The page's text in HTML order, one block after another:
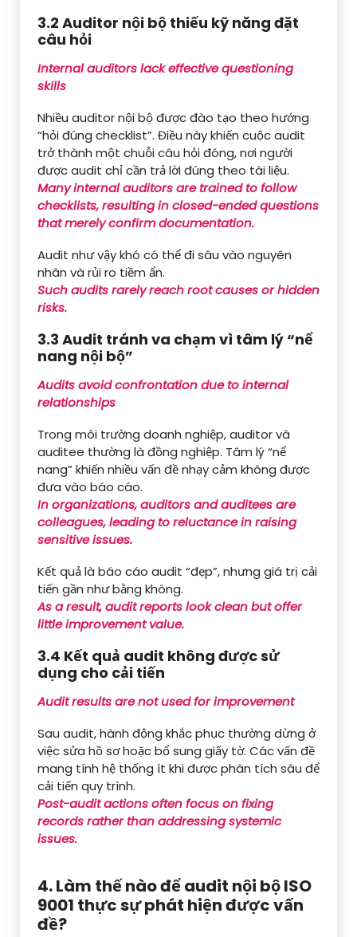
3.2 Auditor nội bộ thiếu kỹ năng đặt
câu hỏi
Internal auditors lack effective questioning
skills
Nhiều auditor nội bộ được đào tạo theo hướng
“hỏi đúng checklist”. Điều này khiến cuộc audit
trở thành một chuỗi câu hỏi đóng, nơi người
được audit chỉ cần trả lời đúng theo tài liệu.
Many internal auditors are trained to follow
checklists, resulting in closed-ended questions
that merely confirm documentation.
Audit như vậy khó có thể đi sâu vào nguyên
nhân và rủi ro tiềm ẩn.
Such audits rarely reach root causes or hidden
risks.
3.3 Audit tránh va chạm vì tâm lý “nể
nang nội bộ”
Audits avoid confrontation due to internal
relationships
Trong môi trường doanh nghiệp, auditor và
auditee thường là đồng nghiệp. Tâm lý “nể
nang” khiến nhiều vấn đề nhạy cảm không được
đưa vào báo cáo.
In organizations, auditors and auditees are
colleagues, leading to reluctance in raising
sensitive issues.
Kết quả là báo cáo audit “đẹp”, nhưng giá trị cải
tiến gần như bằng không.
As a result, audit reports look clean but offer
little improvement value.
3.4 Kết quả audit không được sử
dụng cho cải tiến
Audit results are not used for improvement
Sau audit, hành động khắc phục thường dừng ở
việc sửa hồ sơ hoặc bổ sung giấy tờ. Các vấn đề
mang tính hệ thống ít khi được phân tích sâu để
cải tiến quy trình.
Post-audit actions often focus on fixing
records rather than addressing systemic
issues.
4. Làm thế nào để audit nội bộ ISO
9001 thực sự phát hiện được vấn
đề?